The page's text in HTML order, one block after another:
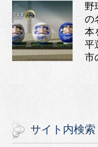
野
の
本
平
市
サイト内検索